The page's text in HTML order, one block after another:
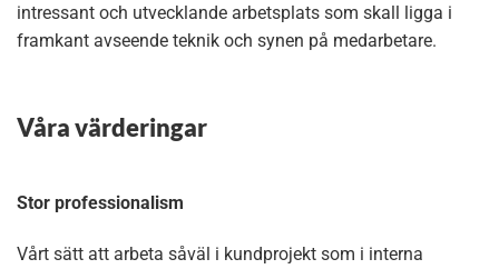
intressant och utvecklande arbetsplats som skall ligga i
framkant avseende teknik och synen på medarbetare.
Våra värderingar
Stor professionalism
Vårt sätt att arbeta såväl i kundprojekt som i interna